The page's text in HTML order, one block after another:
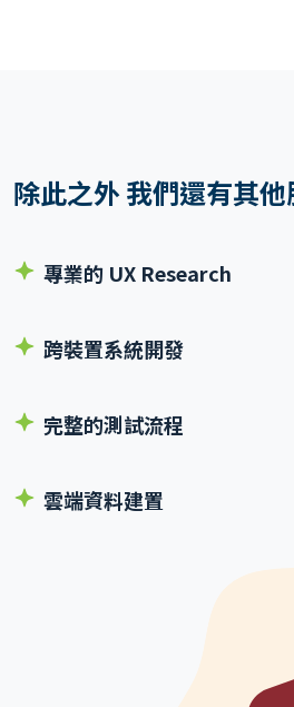
除此之外 我們還有其
專業的 UX Research
跨裝置系統開發
完整的測試流程
雲端資料建置